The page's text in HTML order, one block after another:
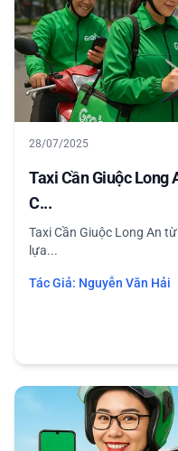
28/07/2025
Taxi Cần Giuộc Long
C...
Taxi Cần Giuộc Long An
lựa...
Tác Giả: Nguyễn Văn Hải